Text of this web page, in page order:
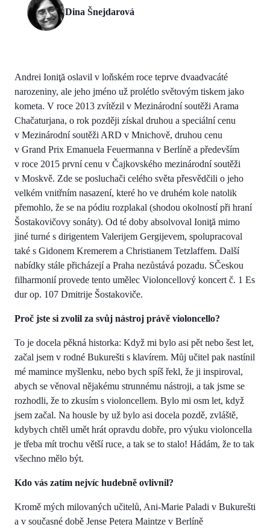
Dina Šnejdarová
Andrei Ioniţă oslavil v loňském roce teprve dvaadvacáté
narozeniny, ale jeho jméno už prolétlo světovým tiskem jako
kometa. V roce 2013 zvítězil v Mezinárodní soutěži Arama
Chačaturjana, o rok později získal druhou a speciální cenu
v Mezinárodní soutěži ARD v Mnichově, druhou cenu
v Grand Prix Emanuela Feuermanna v Berlíně a především
v roce 2015 první cenu v Čajkovského mezinárodní soutěži
v Moskvě. Zde se posluchači celého světa přesvědčili o jeho
velkém vnitřním nasazení, které ho ve druhém kole natolik
přemohlo, že se na pódiu rozplakal (shodou okolností při hraní
Šostakovičovy sonáty). Od té doby absolvoval Ioniţă mimo
jiné turné s dirigentem Valerijem Gergijevem, spolupracoval
také s Gidonem Kremerem a Christianem Tetzlaffem. Další
nabídky stále přicházejí a Praha nezůstává pozadu. SČeskou
filharmonií provede tento umělec Violoncellový koncert č. 1 Es
dur op. 107 Dmitrije Šostakoviče.
Proč jste si zvolil za svůj nástroj právě violoncello?
To je docela pěkná historka: Když mi bylo asi pět nebo šest let,
začal jsem v rodné Bukurešti s klavírem. Můj učitel pak nastínil
mé mamince myšlenku, nebo bych spíš řekl, že ji inspiroval,
abych se věnoval nějakému strunnému nástroji, a tak jsme se
rozhodli, že to zkusím s violoncellem. Bylo mi osm let, když
jsem začal. Na housle by už bylo asi docela pozdě, zvláště,
kdybych chtěl umět hrát opravdu dobře, pro výuku violoncella
je třeba mít trochu větší ruce, a tak se to stalo! Hádám, že to tak
všechno mělo být.
Kdo vás zatím nejvíc hudebně ovlivnil?
Kromě mých milovaných učitelů, Ani-Marie Paladi v Bukurešti
a v současné době Jense Petera Maintze v Berlíně